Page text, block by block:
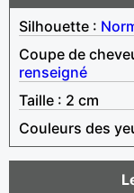
Silhouette :
Coupe de
renseigné
Taille : 2 cm
Couleurs des